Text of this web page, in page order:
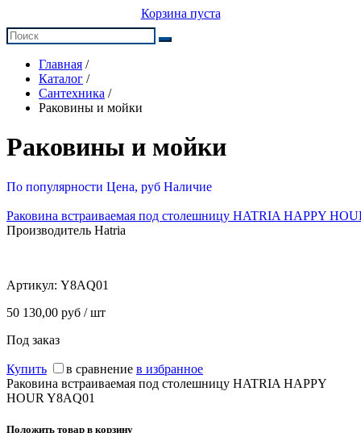
Корзина пуста
Главная /
Каталог /
Сантехника /
Раковины и мойки
Раковины и мойки
По популярности Цена, руб Наличие
Раковина встраиваемая под столешницу HATRIA HAPPY
Производитель Hatria
Артикул: Y8AQ01
50 130,00 руб / шт
Под заказ
Купить в сравнение в избранное
Раковина встраиваемая под столешницу HATRIA HAPPY
HOUR Y8AQ01
Положить товар в корзину